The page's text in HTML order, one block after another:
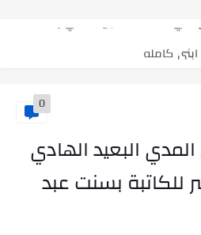
كامله
استعلم الآن عن نتيجة الثانوية العامة 2026 برقم الجلوس والاسم 0
البعيد الهادي
للكاتبة بسنت عبد